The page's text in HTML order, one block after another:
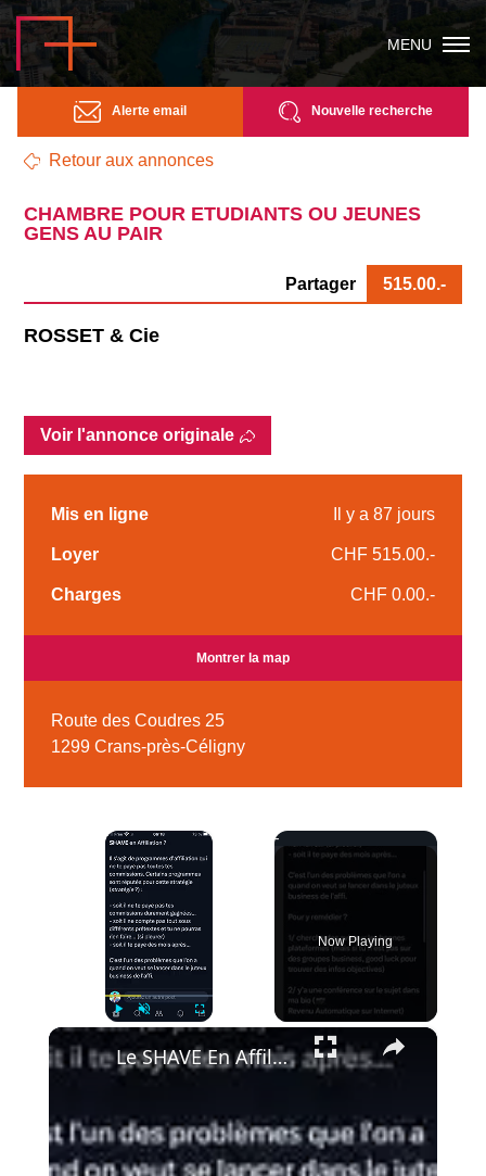
MENU
Alerte email Nouvelle recherche
Retour aux annonces
CHAMBRE POUR ETUDIANTS OU JEUNES
GENS AU PAIR
Partager 515.00.-
ROSSET & Cie
Voir l'annonce originale
Mis en ligne Il y a 87 jours
Loyer CHF 515.00.-
Charges CHF 0.00.-
Montrer la map
Route des Coudres 25
1299 Crans-près-Céligny
×
Play Unmute Fullscreen
Now Playing
×
Le SHAVE En Affiliation￼